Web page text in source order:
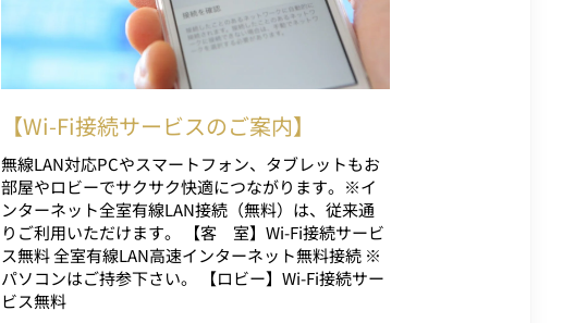
【Wi-Fi接続サービスのご案内】
無線LAN対応PCやスマートフォン、タブレットもお
部屋やロビーでサクサク快適につながります。※イ
ンターネット全室有線LAN接続（無料）は、従来通
りご利用いただけます。 【客 室】Wi-Fi接続サービ
ス無料 全室有線LAN高速インターネット無料接続 ※
パソコンはご持参下さい。 【ロビー】Wi-Fi接続サー
ビス無料